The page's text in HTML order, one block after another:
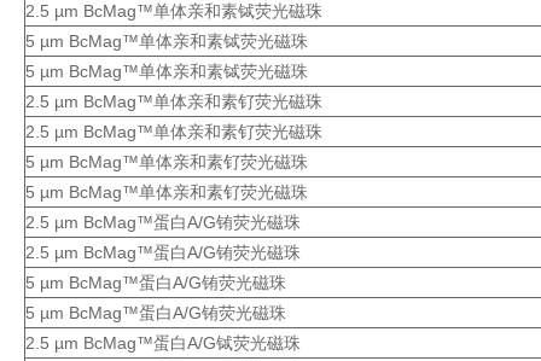
2.5 µm BcMag™单体亲和素铽荧光磁珠
5 µm BcMag™单体亲和素铽荧光磁珠
5 µm BcMag™单体亲和素铽荧光磁珠
2.5 µm BcMag™单体亲和素钌荧光磁珠
2.5 µm BcMag™单体亲和素钌荧光磁珠
5 µm BcMag™单体亲和素钌荧光磁珠
5 µm BcMag™单体亲和素钌荧光磁珠
2.5 µm BcMag™蛋白A/G铕荧光磁珠
2.5 µm BcMag™蛋白A/G铕荧光磁珠
5 µm BcMag™蛋白A/G铕荧光磁珠
5 µm BcMag™蛋白A/G铕荧光磁珠
2.5 µm BcMag™蛋白A/G铽荧光磁珠